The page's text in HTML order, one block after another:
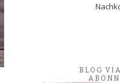
BLOG